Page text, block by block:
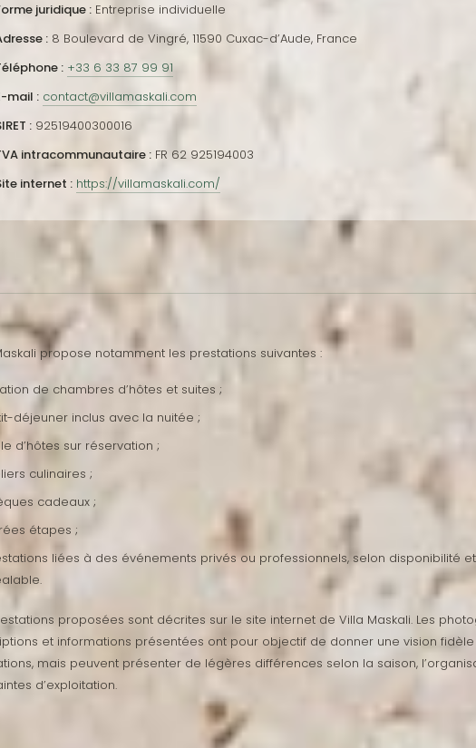
juridique : Entreprise individuelle
: 8 Boulevard de Vingré, 11590 Cuxac-d’Aude, France
: +33 6 33 87 99 91
mail : contact@villamaskali.com
: 92519400300016
intracommunautaire : FR 62 925194003
internet : https://villamaskali.com/
propose notamment les prestations suivantes :
de chambres d’hôtes et suites ;
déjeuner inclus avec la nuitée ;
d’hôtes sur réservation ;
culinaires ;
cadeaux ;
étapes ;
liées à des événements privés ou professionnels, selon disponibilité
proposées sont décrites sur le site internet de Villa Maskali. Les
et informations présentées ont pour objectif de donner une vision
mais peuvent présenter de légères différences selon la saison,
d’exploitation.